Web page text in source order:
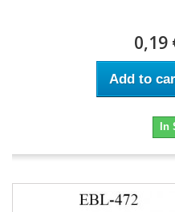
0,19
Add to
In